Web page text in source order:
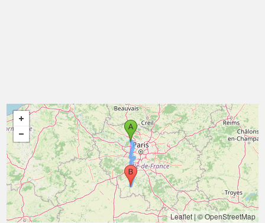
Leaflet|© OpenStreetMap